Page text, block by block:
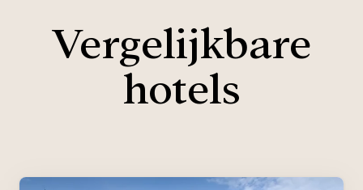
Vergelijkbare
hotels